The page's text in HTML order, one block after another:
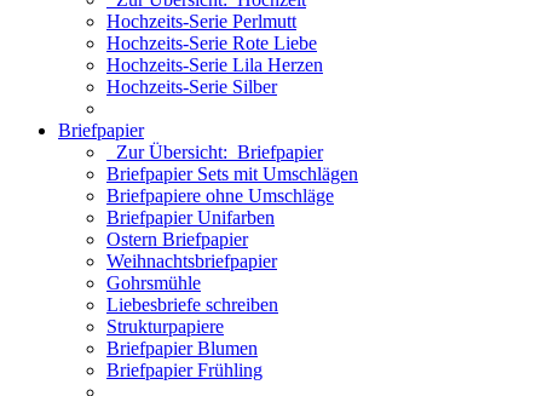
Hochzeits-Serie Perlmutt
Hochzeits-Serie Rote Liebe
Hochzeits-Serie Lila Herzen
Hochzeits-Serie Silber
Briefpapier
Zur Übersicht: Briefpapier
Briefpapier Sets mit Umschlägen
Briefpapiere ohne Umschläge
Briefpapier Unifarben
Ostern Briefpapier
Weihnachtsbriefpapier
Gohrsmühle
Liebesbriefe schreiben
Strukturpapiere
Briefpapier Blumen
Briefpapier Frühling